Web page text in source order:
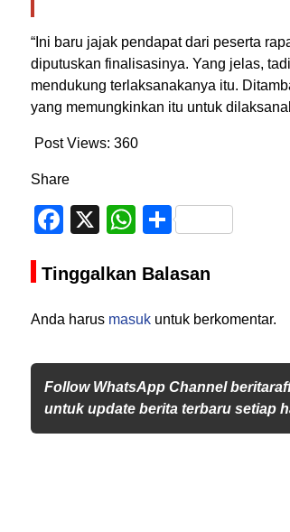
“Ini baru jajak pendapat dari peserta
diputuskan finalisasinya. Yang jelas,
mendukung terlaksanakanya itu.
yang memungkinkan itu untuk
Post Views: 360
Share
Facebook
X WhatsApp
Share
Tinggalkan Balasan
Anda harus masuk untuk berkomentar.
Follow WhatsApp Channel
untuk update berita terbaru setiap